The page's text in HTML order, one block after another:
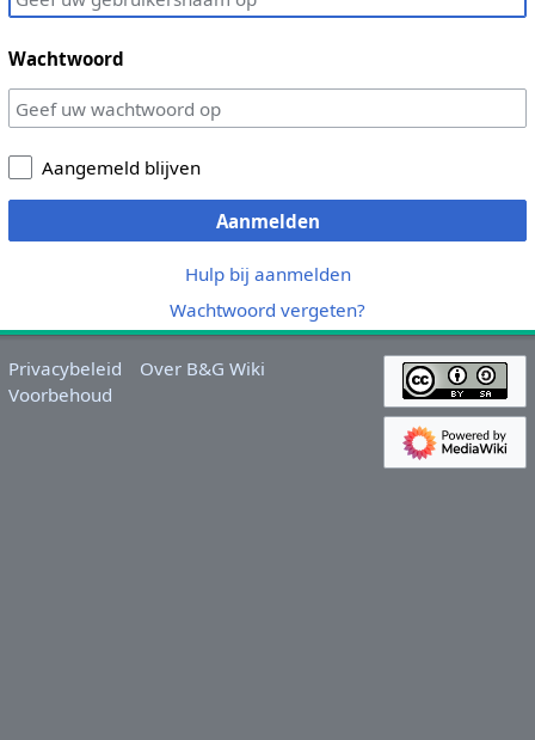
Wachtwoord
Aangemeld blijven
Aanmelden
Hulp bij aanmelden
Wachtwoord vergeten?
Privacybeleid
Over B&G Wiki
Voorbehoud